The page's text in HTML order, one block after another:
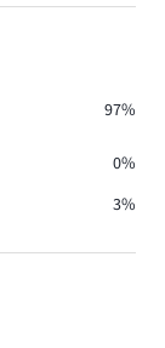
97%
0%
3%